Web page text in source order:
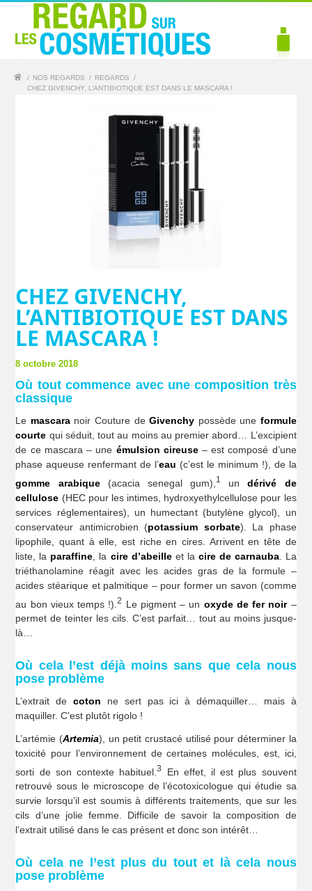
/ NOS REGARDS / REGARDS
/
CHEZ GIVENCHY, L’ANTIBIOTIQUE EST DANS LE MASCARA !
CHEZ GIVENCHY,
L’ANTIBIOTIQUE EST DANS
LE MASCARA !
8 octobre 2018
Où tout commence avec une composition très
classique
Le mascaranoir Couture deGivenchy possède une formule
courte qui séduit, tout au moins au premier abord… L’excipient
de ce mascara – une émulsion cireuse– est composé d’une
phase aqueuse renfermant de l’eau (c’est le minimum !), de la
gomme arabique(acacia senegal gum), 1 undérivé de
cellulose (HEC pour les intimes, hydroxyethylcellulose pour les
services réglementaires), un humectant (butylène glycol), un
conservateur antimicrobien (potassium sorbate). La phase
lipophile, quant à elle, est riche en cires. Arrivent en tête de
liste, la paraffine , la cire d’abeilleet la cire de carnauba. La
triéthanolamine réagit avec les acides gras de la formule –
acides stéarique et palmitique – pour former un savon (comme
au bon vieux temps !).2 Le pigment – un oxyde de fer noir–
permet de teinter les cils. C’est parfait… tout au moins jusque-
là…
Où cela l’est déjà moins sans que cela nous
pose problème
L’extrait decoton ne sert pas ici à démaquiller… mais à
maquiller. C’est plutôt rigolo !
L’artémie (Artemia), un petit crustacé utilisé pour déterminer la
toxicité pour l’environnement de certaines molécules, est, ici,
sorti de son contexte habituel.3
En effet, il est plus souvent
retrouvé sous le microscope de l’écotoxicologue qui étudie sa
survie lorsqu’il est soumis à différents traitements, que sur les
cils d’une jolie femme. Difficile de savoir la composition de
l’extrait utilisé dans le cas présent et donc son intérêt…
Où cela ne l’est plus du tout et là cela nous
pose problème